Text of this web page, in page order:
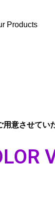
Products
意させてい